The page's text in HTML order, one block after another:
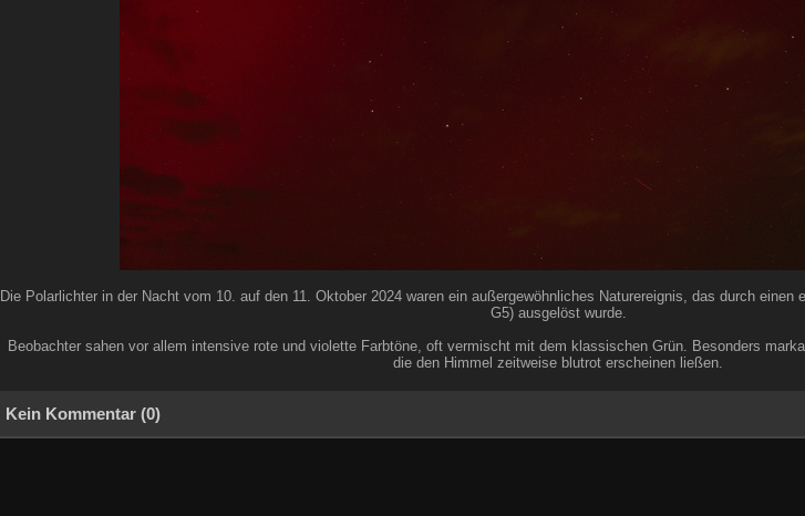
Die Polarlichter in der Nacht vom 10. auf den 11. Oktober 2024 waren ein außergewöhnliches Naturereignis, das durch
G5) ausgelöst wurde.
Beobachter sahen vor allem intensive rote und violette Farbtöne, oft vermischt mit dem klassischen Grün. Besonders
die den Himmel zeitweise blutrot erscheinen ließen.
Kein Kommentar (0)